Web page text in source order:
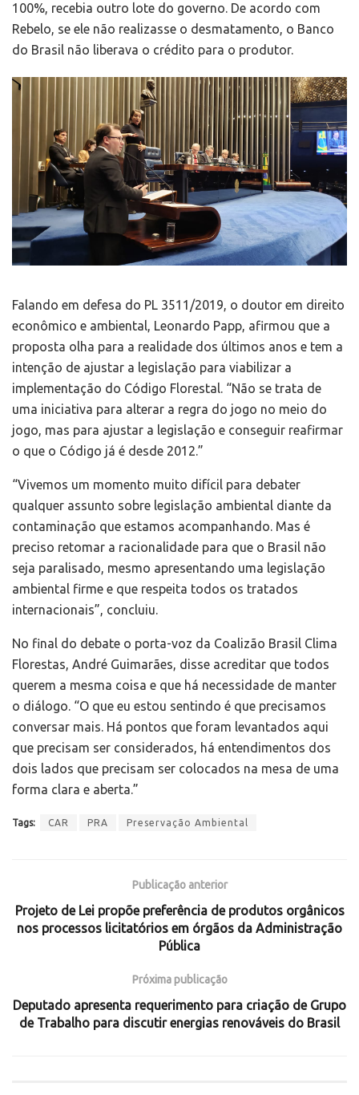
100%, recebia outro lote do governo. De acordo com
Rebelo, se ele não realizasse o desmatamento, o Banco
do Brasil não liberava o crédito para o produtor.
Falando em defesa do PL 3511/2019, o doutor em direito
econômico e ambiental, Leonardo Papp, afirmou que a
proposta olha para a realidade dos últimos anos e tem a
intenção de ajustar a legislação para viabilizar a
implementação do Código Florestal. “Não se trata de
uma iniciativa para alterar a regra do jogo no meio do
jogo, mas para ajustar a legislação e conseguir reafirmar
o que o Código já é desde 2012.”
“Vivemos um momento muito difícil para debater
qualquer assunto sobre legislação ambiental diante da
contaminação que estamos acompanhando. Mas é
preciso retomar a racionalidade para que o Brasil não
seja paralisado, mesmo apresentando uma legislação
ambiental firme e que respeita todos os tratados
internacionais”, concluiu.
No final do debate o porta-voz da Coalizão Brasil Clima
Florestas, André Guimarães, disse acreditar que todos
querem a mesma coisa e que há necessidade de manter
o diálogo. “O que eu estou sentindo é que precisamos
conversar mais. Há pontos que foram levantados aqui
que precisam ser considerados, há entendimentos dos
dois lados que precisam ser colocados na mesa de uma
forma clara e aberta.”
Tags: CAR PRA Preservação Ambiental
Publicação anterior
Projeto de Lei propõe preferência de produtos orgânicos
nos processos licitatórios em órgãos da Administração
Pública
Próxima publicação
Deputado apresenta requerimento para criação de Grupo
de Trabalho para discutir energias renováveis do Brasil